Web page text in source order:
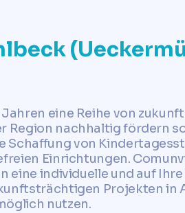
eine Reihe von
nachhaltig fördern
Schaffung von
Einrichtungen.
eine individuelle und auf
Projekten in
nutzen.